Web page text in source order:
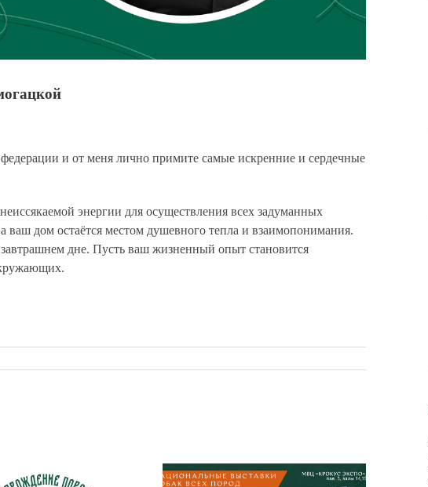
и от меня лично примите самые искренние и сердечные
энергии для осуществления всех задуманных
ваш дом остаётся местом душевного тепла и взаимопонимания.
дне. Пусть ваш жизненный опыт становится